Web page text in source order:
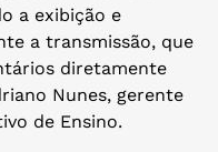
a exibição e
a transmissão, que
diretamente
Nunes, gerente
de Ensino.